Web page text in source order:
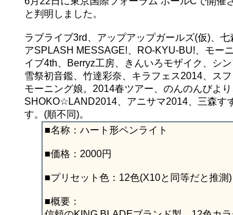
と判明しました。
ラブライブ3rd、アップアップガールズ(仮)、
アSPLASH MESSAGE!、RO-KYU-BU!、モー
イブ4th、Berryz工房、きんいろモザイク、シ
雪祭初音鑑、竹達彩奈、キラフェス2014、ス
モーニング娘。2014春ツアー、のんのんびよ
SHOKO☆LAND2014、アニサマ2014、三森す
す。(順不同)。
■名称：ハート形ペンライト
■価格：2000円
■プリセット色：12色(X10と同等だと推測)
■概要：